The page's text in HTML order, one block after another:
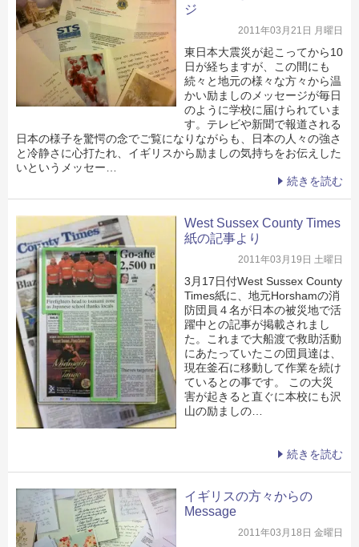
ジ
2011年03月21日 月曜日
東日本大震災が起こってから10
日が経ちますが、この間にも
続々と地元の様々な方々から温
かい励ましのメッセージが毎日
のように学校に届けられていま
す。テレビや新聞で報道される
日本の様子を驚愕の念でご覧になりながらも、日本の人々の強さ
と冷静さに心打たれ、イギリスから励ましの気持ちをお伝えした
いというメッセー…
続きを読む
West Sussex County Times
紙の記事より
2011年03月19日 土曜日
3月17日付West Sussex County
Times紙に、地元Horshamの消
防団員４名が日本の被災地で活
躍中との記事が掲載されまし
た。これまで大船渡で救助活動
にあたっていたこの団員達は、
現在釜石に移動して作業を続け
ているとの事です。 この大災
害が起きると直ぐに本校にも沢
山の励ましの…
続きを読む
イギリスの方々からの
Message
2011年03月18日 金曜日